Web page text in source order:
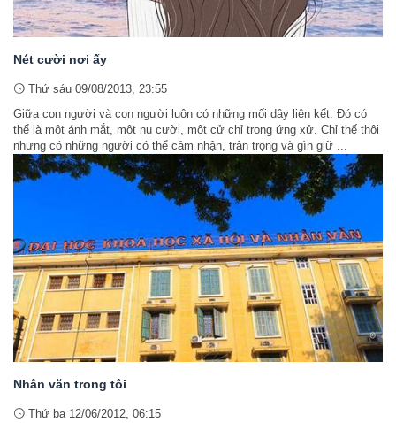
Nét cười nơi ấy
Thứ sáu 09/08/2013, 23:55
Giữa con người và con người luôn có những mối dây liên kết. Đó có
thể là một ánh mắt, một nụ cười, một cử chỉ trong ứng xử. Chỉ thế thôi
nhưng có những người có thể cảm nhận, trân trọng và gìn giữ ...
Nhân văn trong tôi
Thứ ba 12/06/2012, 06:15